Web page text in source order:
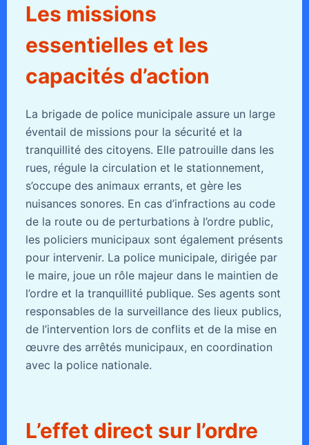
Les missions
essentielles et les
capacités d’action
La brigade de police municipale assure un large
éventail de missions pour la sécurité et la
tranquillité des citoyens. Elle patrouille dans les
rues, régule la circulation et le stationnement,
s’occupe des animaux errants, et gère les
nuisances sonores. En cas d’infractions au code
de la route ou de perturbations à l’ordre public,
les policiers municipaux sont également présents
pour intervenir. La police municipale, dirigée par
le maire, joue un rôle majeur dans le maintien de
l’ordre et la tranquillité publique. Ses agents sont
responsables de la surveillance des lieux publics,
de l’intervention lors de conflits et de la mise en
œuvre des arrêtés municipaux, en coordination
avec la police nationale.
L’effet direct sur l’ordre